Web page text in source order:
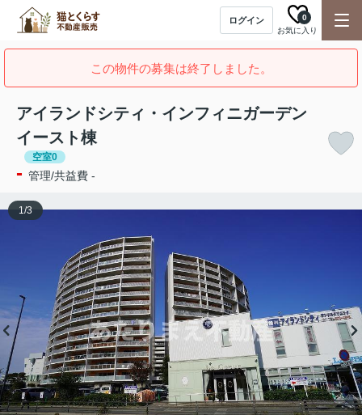
ログイン
お気に入り
0
この物件の募集は終了しました。
アイランドシティ・インフィニガーデン
イースト棟
空室0
- 管理/共益費 -
1/3